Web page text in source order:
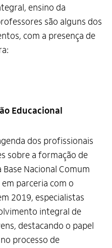
ensino da
são alguns dos
com a presença de
Educacional
dos profissionais
sobre a formação de
Nacional Comum
parceria com o
2019, especialistas
integral de
destacando o papel
processo de